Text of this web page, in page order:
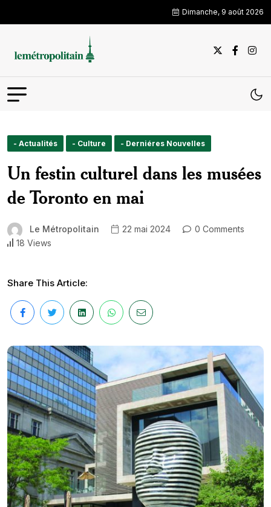
Dimanche, 9 août 2026
- Actualités - Culture - Derniéres Nouvelles
Un festin culturel dans les musées
de Toronto en mai
Le Métropolitain 22 mai 2024
0 Comments
18 Views
Share This Article: